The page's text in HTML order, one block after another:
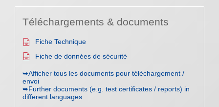
Téléchargements & documents
Fiche Technique
Fiche de données de sécurité
➥Afficher tous les documents pour téléchargement /
envoi
➥Further documents (e.g. test certificates / reports) in
different languages